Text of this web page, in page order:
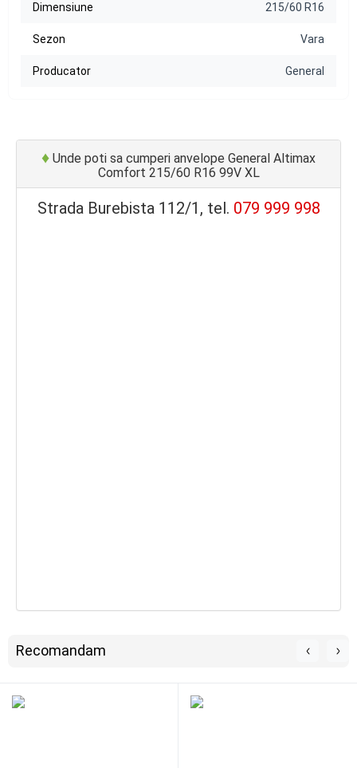
Dimensiune 215/60 R16
Sezon Vara
Producator General
♦ Unde poti sa cumperi anvelope General Altimax
Comfort 215/60 R16 99V XL
Strada Burebista 112/1, tel. 079 999 998
Recomandam